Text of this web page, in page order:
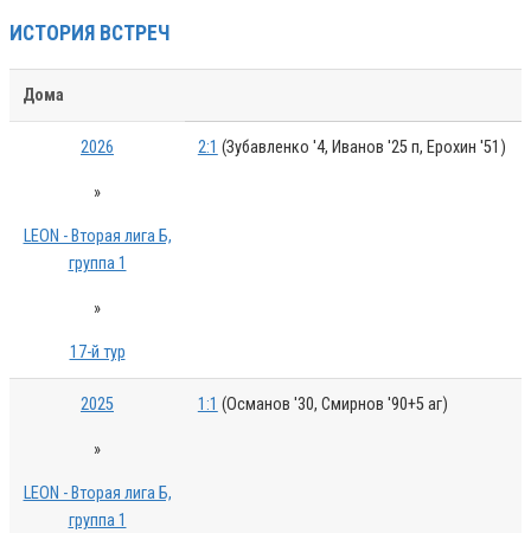
ИСТОРИЯ ВСТРЕЧ
Дома
2026
»
LEON - Вторая лига Б,
группа 1
»
17-й тур
2:1 (Зубавленко '4, Иванов '25 п, Ерохин '51)
2025
»
LEON - Вторая лига Б,
группа 1
1:1 (Османов '30, Смирнов '90+5 аг)